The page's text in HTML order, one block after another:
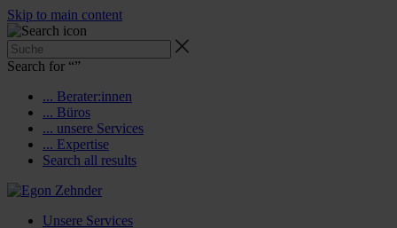
Skip to main content
Search for “”
... Berater:innen
... Büros
... unsere Services
... Expertise
Search all results
Unsere Services